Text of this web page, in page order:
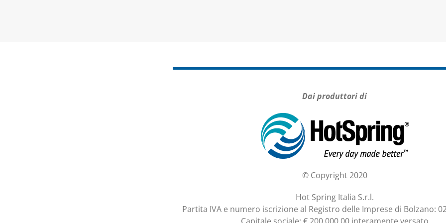
Dai produttori di
© Copyright 2020
Hot Spring Italia S.r.l.
Partita IVA e numero iscrizione al Registro delle Imprese di Bolzano: